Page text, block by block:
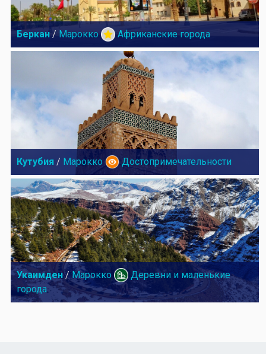
Беркан / Марокко Африканские города
Кутубия / Марокко Достопримечательности
Укаимден/ Марокко
Деревни и маленькие
города